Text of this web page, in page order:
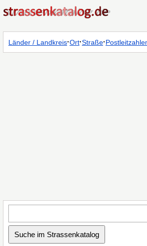
Länder / Landkreis·Ort·Straße·